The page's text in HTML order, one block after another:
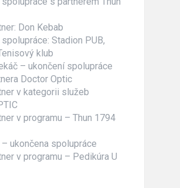
Don Kebab
Stadion PUB,
klub
– ukončení spolupráce
Doctor Optic
v kategorii služeb
v programu – Thun 1794
– ukončena spolupráce
v programu – Pedikúra U